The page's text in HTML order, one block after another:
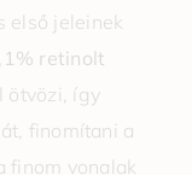
első jeleinek
retinolt
ötvözi, így
finomítani a
finom vonalak